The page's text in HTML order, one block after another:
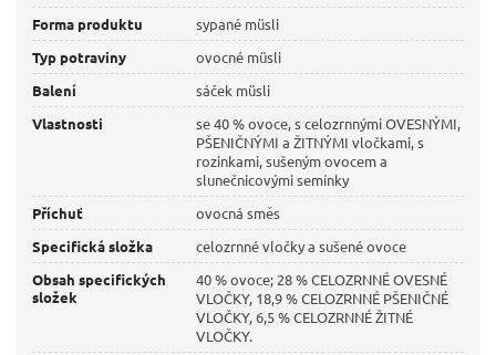
Forma produktu
sypané müsli
Typ potraviny
ovocné müsli
Balení
sáček müsli
Vlastnosti
se 40 % ovoce, s celozrnnými OVESNÝMI,
PŠENIČNÝMI a ŽITNÝMI vločkami, s
rozinkami, sušeným ovocem a
slunečnicovými semínky
Příchuť
ovocná směs
Specifická složka
celozrnné vločky a sušené ovoce
Obsah specifických
složek
40 % ovoce; 28 % CELOZRNNÉ OVESNÉ
VLOČKY, 18,9 % CELOZRNNÉ PŠENIČNÉ
VLOČKY, 6,5 % CELOZRNNÉ ŽITNÉ
VLOČKY.